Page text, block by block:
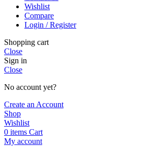
Wishlist
Compare
Login / Register
Shopping cart
Close
Sign in
Close
No account yet?
Create an Account
Shop
Wishlist
0 items Cart
My account